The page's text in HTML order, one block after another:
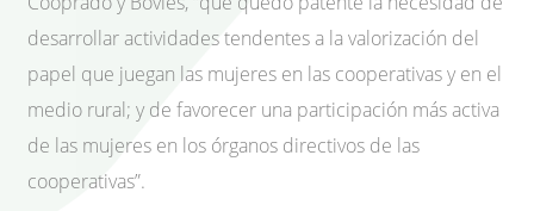
desarrollar actividades tendentes a la valorización del
papel que juegan las mujeres en las cooperativas y en el
medio rural; y de favorecer una participación más activa
de las mujeres en los órganos directivos de las
cooperativas”.